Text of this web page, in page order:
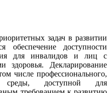
задач в развитии
обеспечение доступности
для инвалидов и лиц с
здоровья. Декларирование
числе профессионального,
среды, доступной для